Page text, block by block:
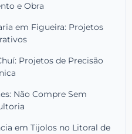
e Obra
em Figueira: Projetos
Projetos de Precisão
Não Compre Sem
em Tijolos no Litoral de